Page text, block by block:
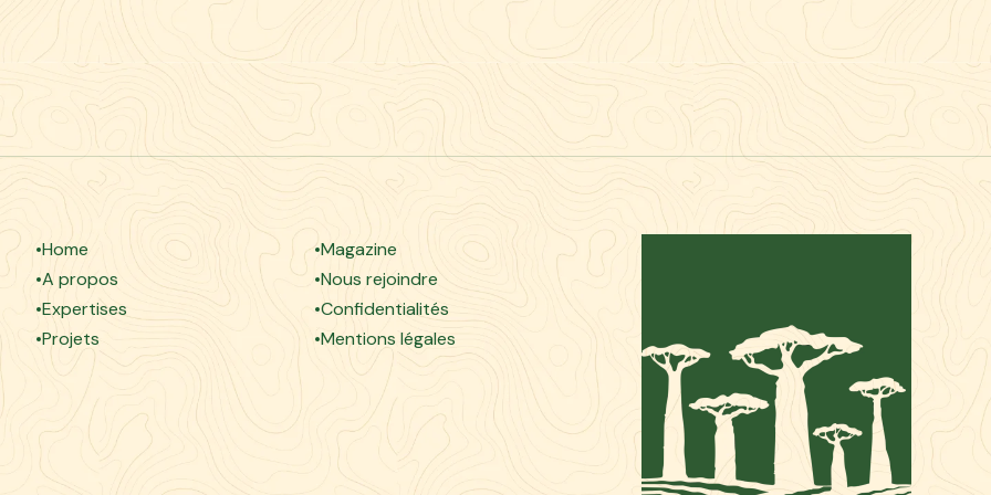
Home
A propos
Expertises
Projets
Magazine
Nous rejoindre
Confidentialités
Mentions légales